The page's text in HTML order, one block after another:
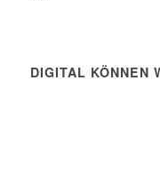
DIGITAL KÖNNEN